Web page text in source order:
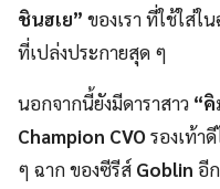
ชินฮเย” ของเรา ที่ใช้ใส่ใ
ที่เปล่งประกายสุด ๆ
นอกจากนี้ยังมีดาราสาว “
Champion CVOรองเท้า
ๆ ฉาก ของซีรีส์ Goblin อี